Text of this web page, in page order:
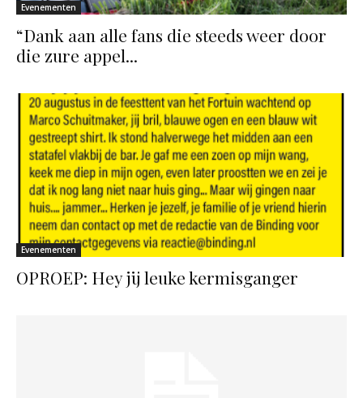
Evenementen
“Dank aan alle fans die steeds weer door
die zure appel...
Evenementen
OPROEP: Hey jij leuke kermisganger